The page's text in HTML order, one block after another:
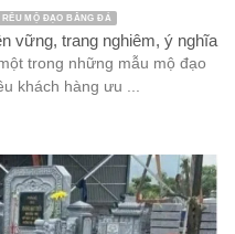
MỘ ĐẠO BẰNG ĐÁ
vững, trang nghiêm, ý nghĩa
trong những mẫu mộ đạo
khách hàng ưu ...